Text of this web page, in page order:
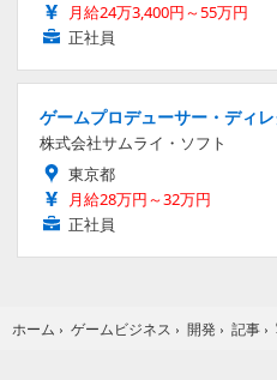
月給24万3,400円～55万円
正社員
ゲームプロデューサー・ディ
株式会社サムライ・ソフト
東京都
月給28万円～32万円
正社員
ホーム › ゲームビジネス › 開発 › 記事 ›